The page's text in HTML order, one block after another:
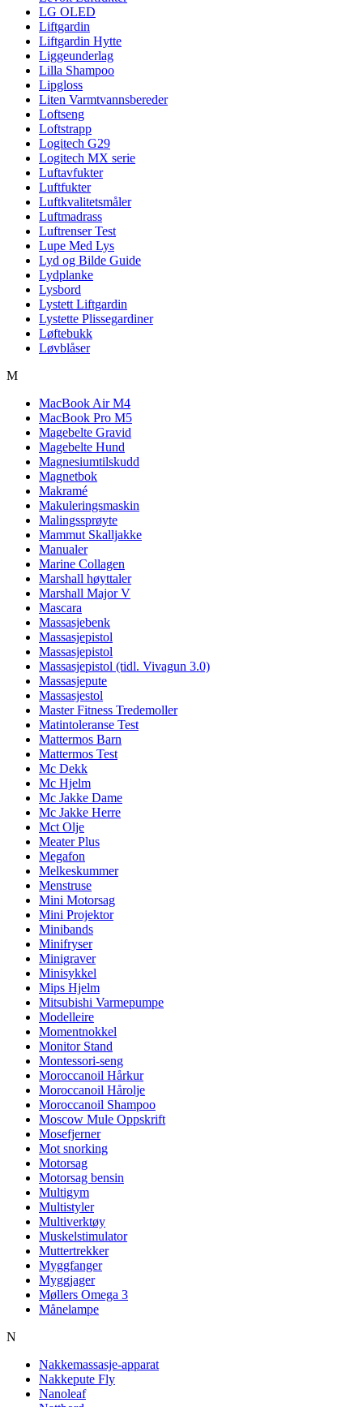
LG OLED
Liftgardin
Liftgardin Hytte
Liggeunderlag
Lilla Shampoo
Lipgloss
Liten Varmtvannsbereder
Loftseng
Loftstrapp
Logitech G29
Logitech MX serie
Luftavfukter
Luftfukter
Luftkvalitetsmåler
Luftmadrass
Luftrenser Test
Lupe Med Lys
Lyd og Bilde Guide
Lydplanke
Lysbord
Lystett Liftgardin
Lystette Plissegardiner
Løftebukk
Løvblåser
M
MacBook Air M4
MacBook Pro M5
Magebelte Gravid
Magebelte Hund
Magnesiumtilskudd
Magnetbok
Makramé
Makuleringsmaskin
Malingssprøyte
Mammut Skalljakke
Manualer
Marine Collagen
Marshall høyttaler
Marshall Major V
Mascara
Massasjebenk
Massasjepistol
Massasjepistol
Massasjepistol (tidl. Vivagun 3.0)
Massasjepute
Massasjestol
Master Fitness Tredemoller
Matintoleranse Test
Mattermos Barn
Mattermos Test
Mc Dekk
Mc Hjelm
Mc Jakke Dame
Mc Jakke Herre
Mct Olje
Meater Plus
Megafon
Melkeskummer
Menstruse
Mini Motorsag
Mini Projektor
Minibands
Minifryser
Minigraver
Minisykkel
Mips Hjelm
Mitsubishi Varmepumpe
Modelleire
Momentnokkel
Monitor Stand
Montessori-seng
Moroccanoil Hårkur
Moroccanoil Hårolje
Moroccanoil Shampoo
Moscow Mule Oppskrift
Mosefjerner
Mot snorking
Motorsag
Motorsag bensin
Multigym
Multistyler
Multiverktøy
Muskelstimulator
Muttertrekker
Myggfanger
Myggjager
Møllers Omega 3
Månelampe
N
Nakkemassasje-apparat
Nakkepute Fly
Nanoleaf